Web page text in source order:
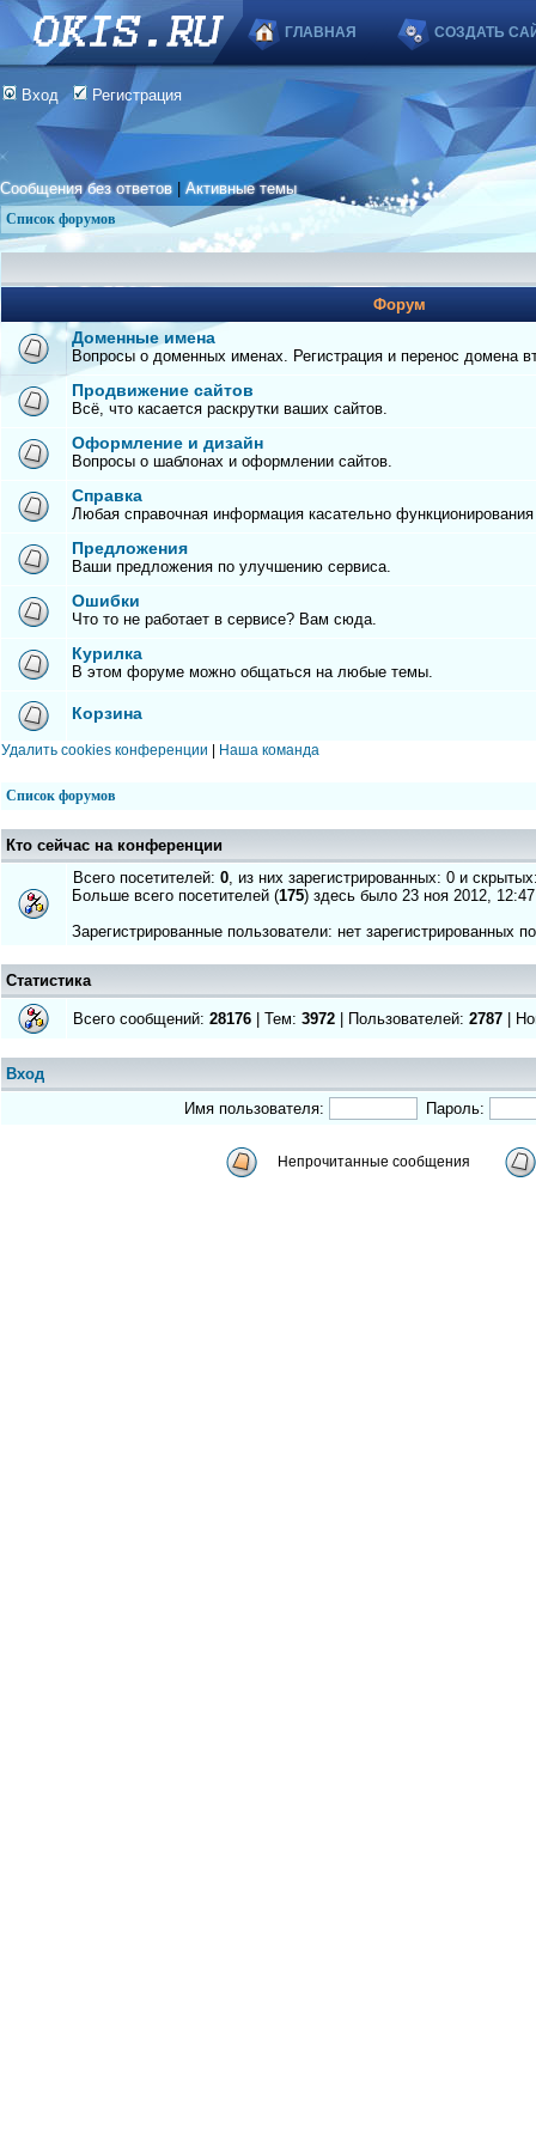
ГЛАВНАЯ СОЗДАТЬ
Вход Регистрация
Сообщения без ответов |Активные темы
Список форумов
Форум
Доменные имена
Вопросы о доменных именах. Регистрация и перенос домена
Продвижение сайтов
Всё, что касается раскрутки ваших сайтов.
Оформление и дизайн
Вопросы о шаблонах и оформлении сайтов.
Справка
Любая справочная информация касательно
Предложения
Ваши предложения по улучшению сервиса.
Ошибки
Что то не работает в сервисе? Вам сюда.
Курилка
В этом форуме можно общаться на любые темы.
Корзина
Удалить cookies конференции Наша команда
Список форумов
Кто сейчас на конференции
Всего посетителей: 0, из них зарегистрированных: 0 и
Больше всего посетителей (175) здесь было 23 ноя 2012, 12:47
Зарегистрированные пользователи: нет зарегистрированных
Статистика
Всего сообщений: 28176 | Тем: 3972 | Пользователей: 2787 |
Вход
Имя пользователя:
Пароль:
Непрочитанные сообщения